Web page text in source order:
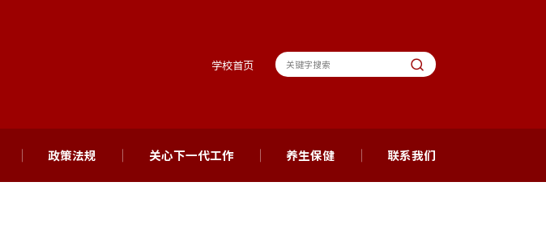
学校首页
政策法规 关心下一代工作 养生保健 联系我们